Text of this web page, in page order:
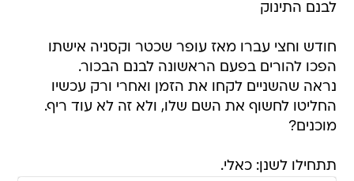
לבנם התינוק
חודש וחצי עברו מאז עופר שכטר וקסניה אישתו
הפכו להורים בפעם הראשונה לבנם הבכור.
נראה שהשניים לקחו את הזמן ואחרי ורק עכשיו
החליטו לחשוף את השם שלו, ולא זה לא עוד ריף.
מוכנים?
תתחילו לשנן: כאלי.